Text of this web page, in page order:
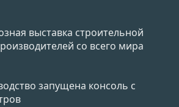
выставка строительной
со всего мира
запущена консоль с